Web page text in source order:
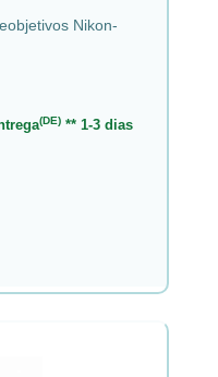
Nikon-
(DE) ** 1-3 dias